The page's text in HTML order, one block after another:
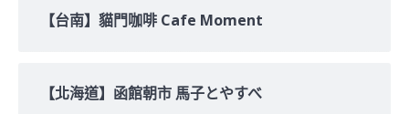
【台南】貓門咖啡 Cafe Moment
【北海道】函館朝市 馬子とやすべ